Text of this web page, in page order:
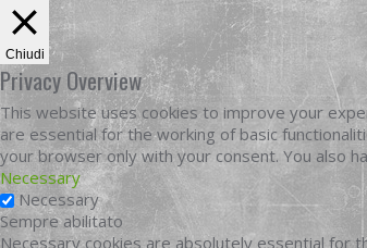
Chiudi
Privacy Overview
This website uses cookies to improve your
are essential for the working of basic
your browser only with your consent. You also
Necessary
Necessary
Sempre abilitato
Necessary cookies are absolutely essential for